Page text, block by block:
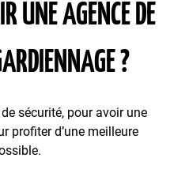
UNE AGENCE DE
?
sécurité, pour avoir une
profiter d’une meilleure